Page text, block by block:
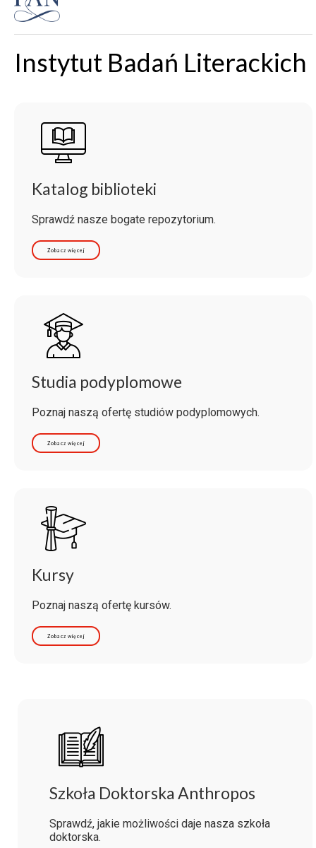
Instytut Badań Literackich
Katalog biblioteki
Sprawdź nasze bogate repozytorium.
Zobacz więcej
Studia podyplomowe
Poznaj naszą ofertę studiów podyplomowych.
Zobacz więcej
Kursy
Poznaj naszą ofertę kursów.
Zobacz więcej
Szkoła Doktorska Anthropos
Sprawdź, jakie możliwości daje nasza szkoła
doktorska.